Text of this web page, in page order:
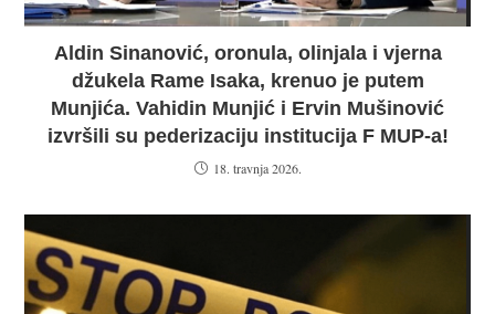
Aldin Sinanović, oronula, olinjala i vjerna
džukela Rame Isaka, krenuo je putem
Munjića. Vahidin Munjić i Ervin Mušinović
izvršili su pederizaciju institucija F MUP-a!
18. travnja 2026.